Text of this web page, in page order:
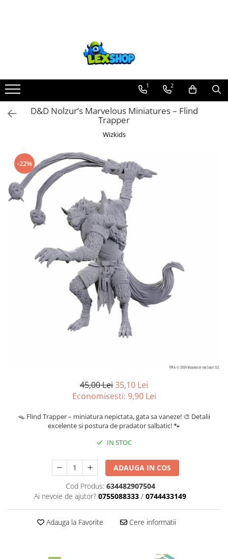
Board Games
Extensii boardgames
Card Games (jocuri cu carti)
Party Games (jocuri de petrecere)
Jocuri pentru copii
Smart Games
Puzzle-uri logice
Jocuri cu miniaturi
Final Girl - solo game
Miniaturi Arkham Horror
Miniaturi HEROCLIX
Accesorii pentru boardgames
Protectii carti (Sleeves)
Carti
Merch Lex Hobby Store
1 2
D&D Nolzur’s Marvelous Miniatures – Flind
Trapper
Wizkids
-22%
45,00 Lei35,10 Lei
Economisesti: 9,90 Lei
🪤 Flind Trapper – miniatura nepictata, gata sa vaneze! 🎨 Detalii
excelente si postura de pradator salbatic! 🐾
IN STOC
ADAUGA IN COS
Cod Produs: 634482907504
Ai nevoie de ajutor? 0755088333 / 0744433149
Adauga la Favorite Cere informatii